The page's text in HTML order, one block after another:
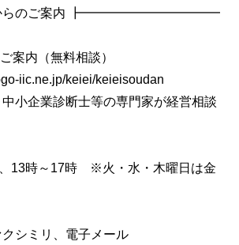
らのご案内 ┣━━━━━━━━━━━
案内（無料相談）
iic.ne.jp/keiei/keieisoudan
小企業診断士等の専門家が経営相談
13時～17時 ※火・水・木曜日は金
シミリ、電子メール